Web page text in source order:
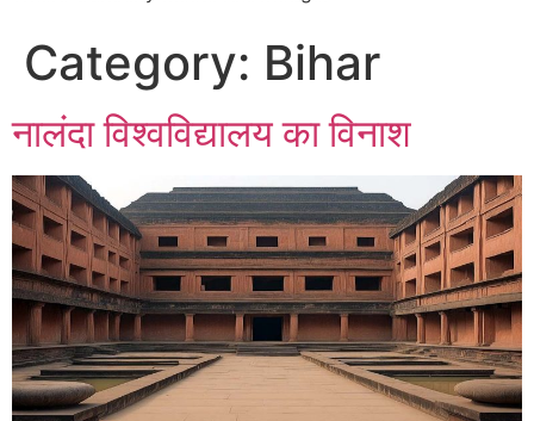
Category: Bihar
नालंदा विश्वविद्यालय का विनाश